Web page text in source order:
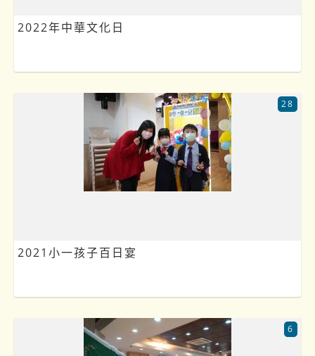
2022年中華文化日
2021小一孩子百日宴
28
6